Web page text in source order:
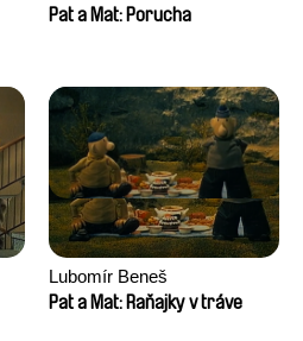
Pat a Mat: Porucha
Lubomír Beneš
Pat a Mat: Raňajky v tráve